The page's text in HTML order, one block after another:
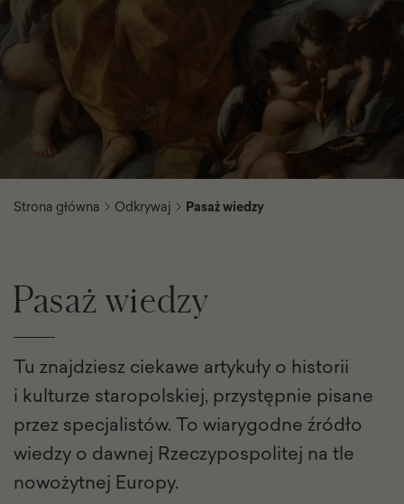
Strona główna Odkrywaj Pasaż wiedzy
Pasaż wiedzy
Tu znajdziesz ciekawe artykuły o historii
i kulturze staropolskiej, przystępnie pisane
przez specjalistów. To wiarygodne źródło
wiedzy o dawnej Rzeczypospolitej na tle
nowożytnej Europy.